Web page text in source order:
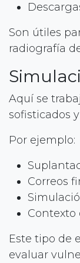
Son útiles
radiografía
Aquí se
sofisticados
Por ejemplo:
Correos
Contexto
Este tipo de
evaluar